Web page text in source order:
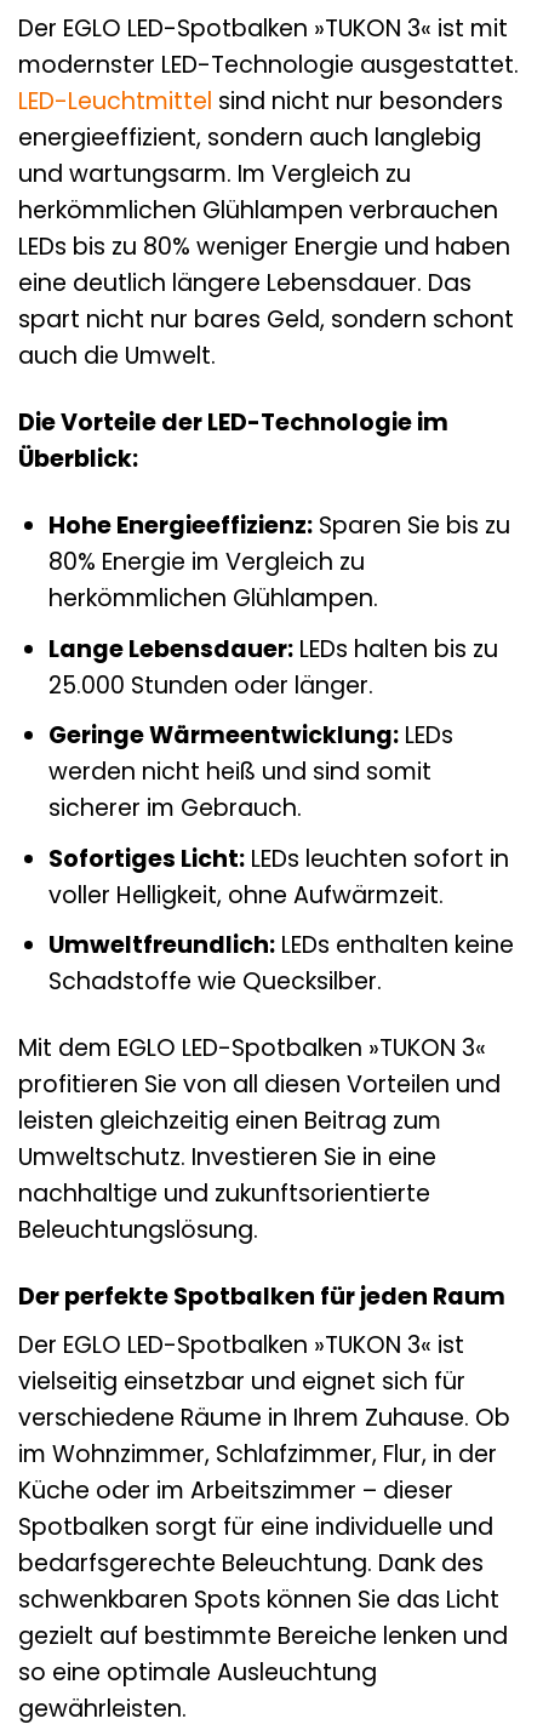
Der EGLO LED-Spotbalken »TUKON 3« ist mit
modernster LED-Technologie ausgestattet.
LED-Leuchtmittel sind nicht nur besonders
energieeffizient, sondern auch langlebig
und wartungsarm. Im Vergleich zu
herkömmlichen Glühlampen verbrauchen
LEDs bis zu 80% weniger Energie und haben
eine deutlich längere Lebensdauer. Das
spart nicht nur bares Geld, sondern schont
auch die Umwelt.
Die Vorteile der LED-Technologie im
Überblick:
Hohe Energieeffizienz:Sparen Sie bis zu
80% Energie im Vergleich zu
herkömmlichen Glühlampen.
Lange Lebensdauer:LEDs halten bis zu
25.000 Stunden oder länger.
Geringe Wärmeentwicklung:LEDs
werden nicht heiß und sind somit
sicherer im Gebrauch.
Sofortiges Licht:LEDs leuchten sofort in
voller Helligkeit, ohne Aufwärmzeit.
Umweltfreundlich:LEDs enthalten keine
Schadstoffe wie Quecksilber.
Mit dem EGLO LED-Spotbalken »TUKON 3«
profitieren Sie von all diesen Vorteilen und
leisten gleichzeitig einen Beitrag zum
Umweltschutz. Investieren Sie in eine
nachhaltige und zukunftsorientierte
Beleuchtungslösung.
Der perfekte Spotbalken für jeden Raum
Der EGLO LED-Spotbalken »TUKON 3« ist
vielseitig einsetzbar und eignet sich für
verschiedene Räume in Ihrem Zuhause. Ob
im Wohnzimmer, Schlafzimmer, Flur, in der
Küche oder im Arbeitszimmer – dieser
Spotbalken sorgt für eine individuelle und
bedarfsgerechte Beleuchtung. Dank des
schwenkbaren Spots können Sie das Licht
gezielt auf bestimmte Bereiche lenken und
so eine optimale Ausleuchtung
gewährleisten.